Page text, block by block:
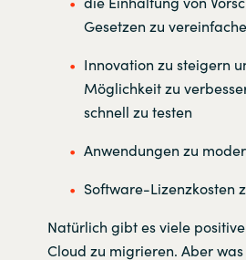
Gesetzen zu
Innovation zu steigern
Möglichkeit zu
schnell zu testen
Anwendungen zu
Software-Lizenzkosten
Natürlich gibt es viele
Cloud zu migrieren. Aber